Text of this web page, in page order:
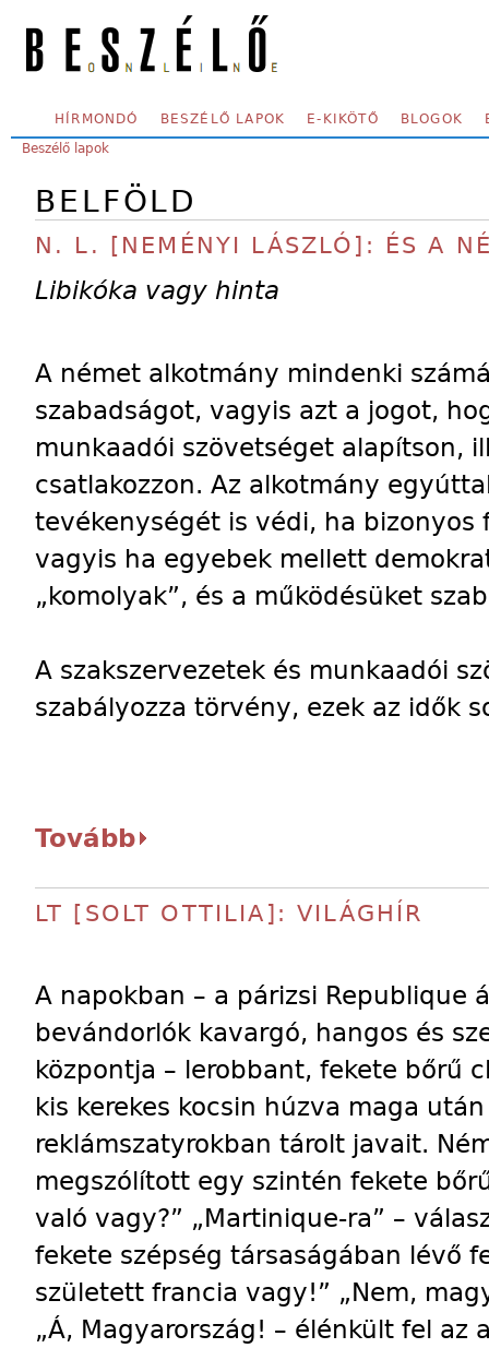
SECONDARY MENU
HÍRMONDÓ BESZÉLŐ LAPOK E-KIKÖTŐ BLOGOK
YOU ARE HERE:
Beszélő lapok
BELFÖLD
N. L. [NEMÉNYI LÁSZLÓ]: ÉS A
Libikóka vagy hinta
A német alkotmány mindenki
szabadságot, vagyis azt a jogot,
munkaadói szövetséget alapítson,
csatlakozzon. Az alkotmány
tevékenységét is védi, ha
vagyis ha egyebek mellett
„komolyak”, és a működésüket
A szakszervezetek és munkaadói
szabályozza törvény, ezek az idők
Tovább
LT [SOLT OTTILIA]: VILÁGHÍR
A napokban – a párizsi Republique
bevándorlók kavargó, hangos és
központja – lerobbant, fekete bőrű
kis kerekes kocsin húzva maga
reklámszatyrokban tárolt javait.
megszólított egy szintén fekete
való vagy?” „Martinique-ra” –
fekete szépség társaságában lévő
született francia vagy!” „Nem,
„Á, Magyarország! – élénkült fel az